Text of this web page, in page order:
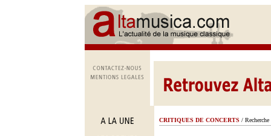
CRITIQUES DE CONCERTS / Recherche